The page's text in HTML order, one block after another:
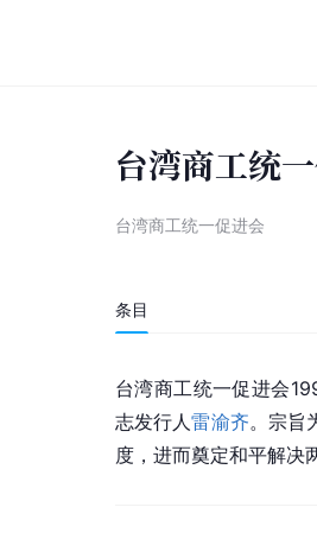
台湾商工统
台湾商工统一促进会
条目
台湾商工统一促进会
志发行人雷渝齐。宗旨
度，进而奠定和平解决